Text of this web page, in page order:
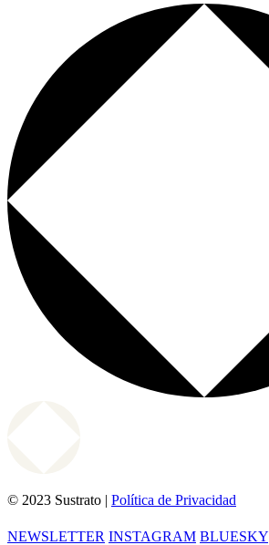
© 2023 Sustrato | Política de Privacidad
NEWSLETTER INSTAGRAM BLUESKY